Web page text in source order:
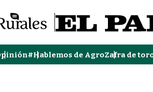
#Hablemos de AgroZafra de